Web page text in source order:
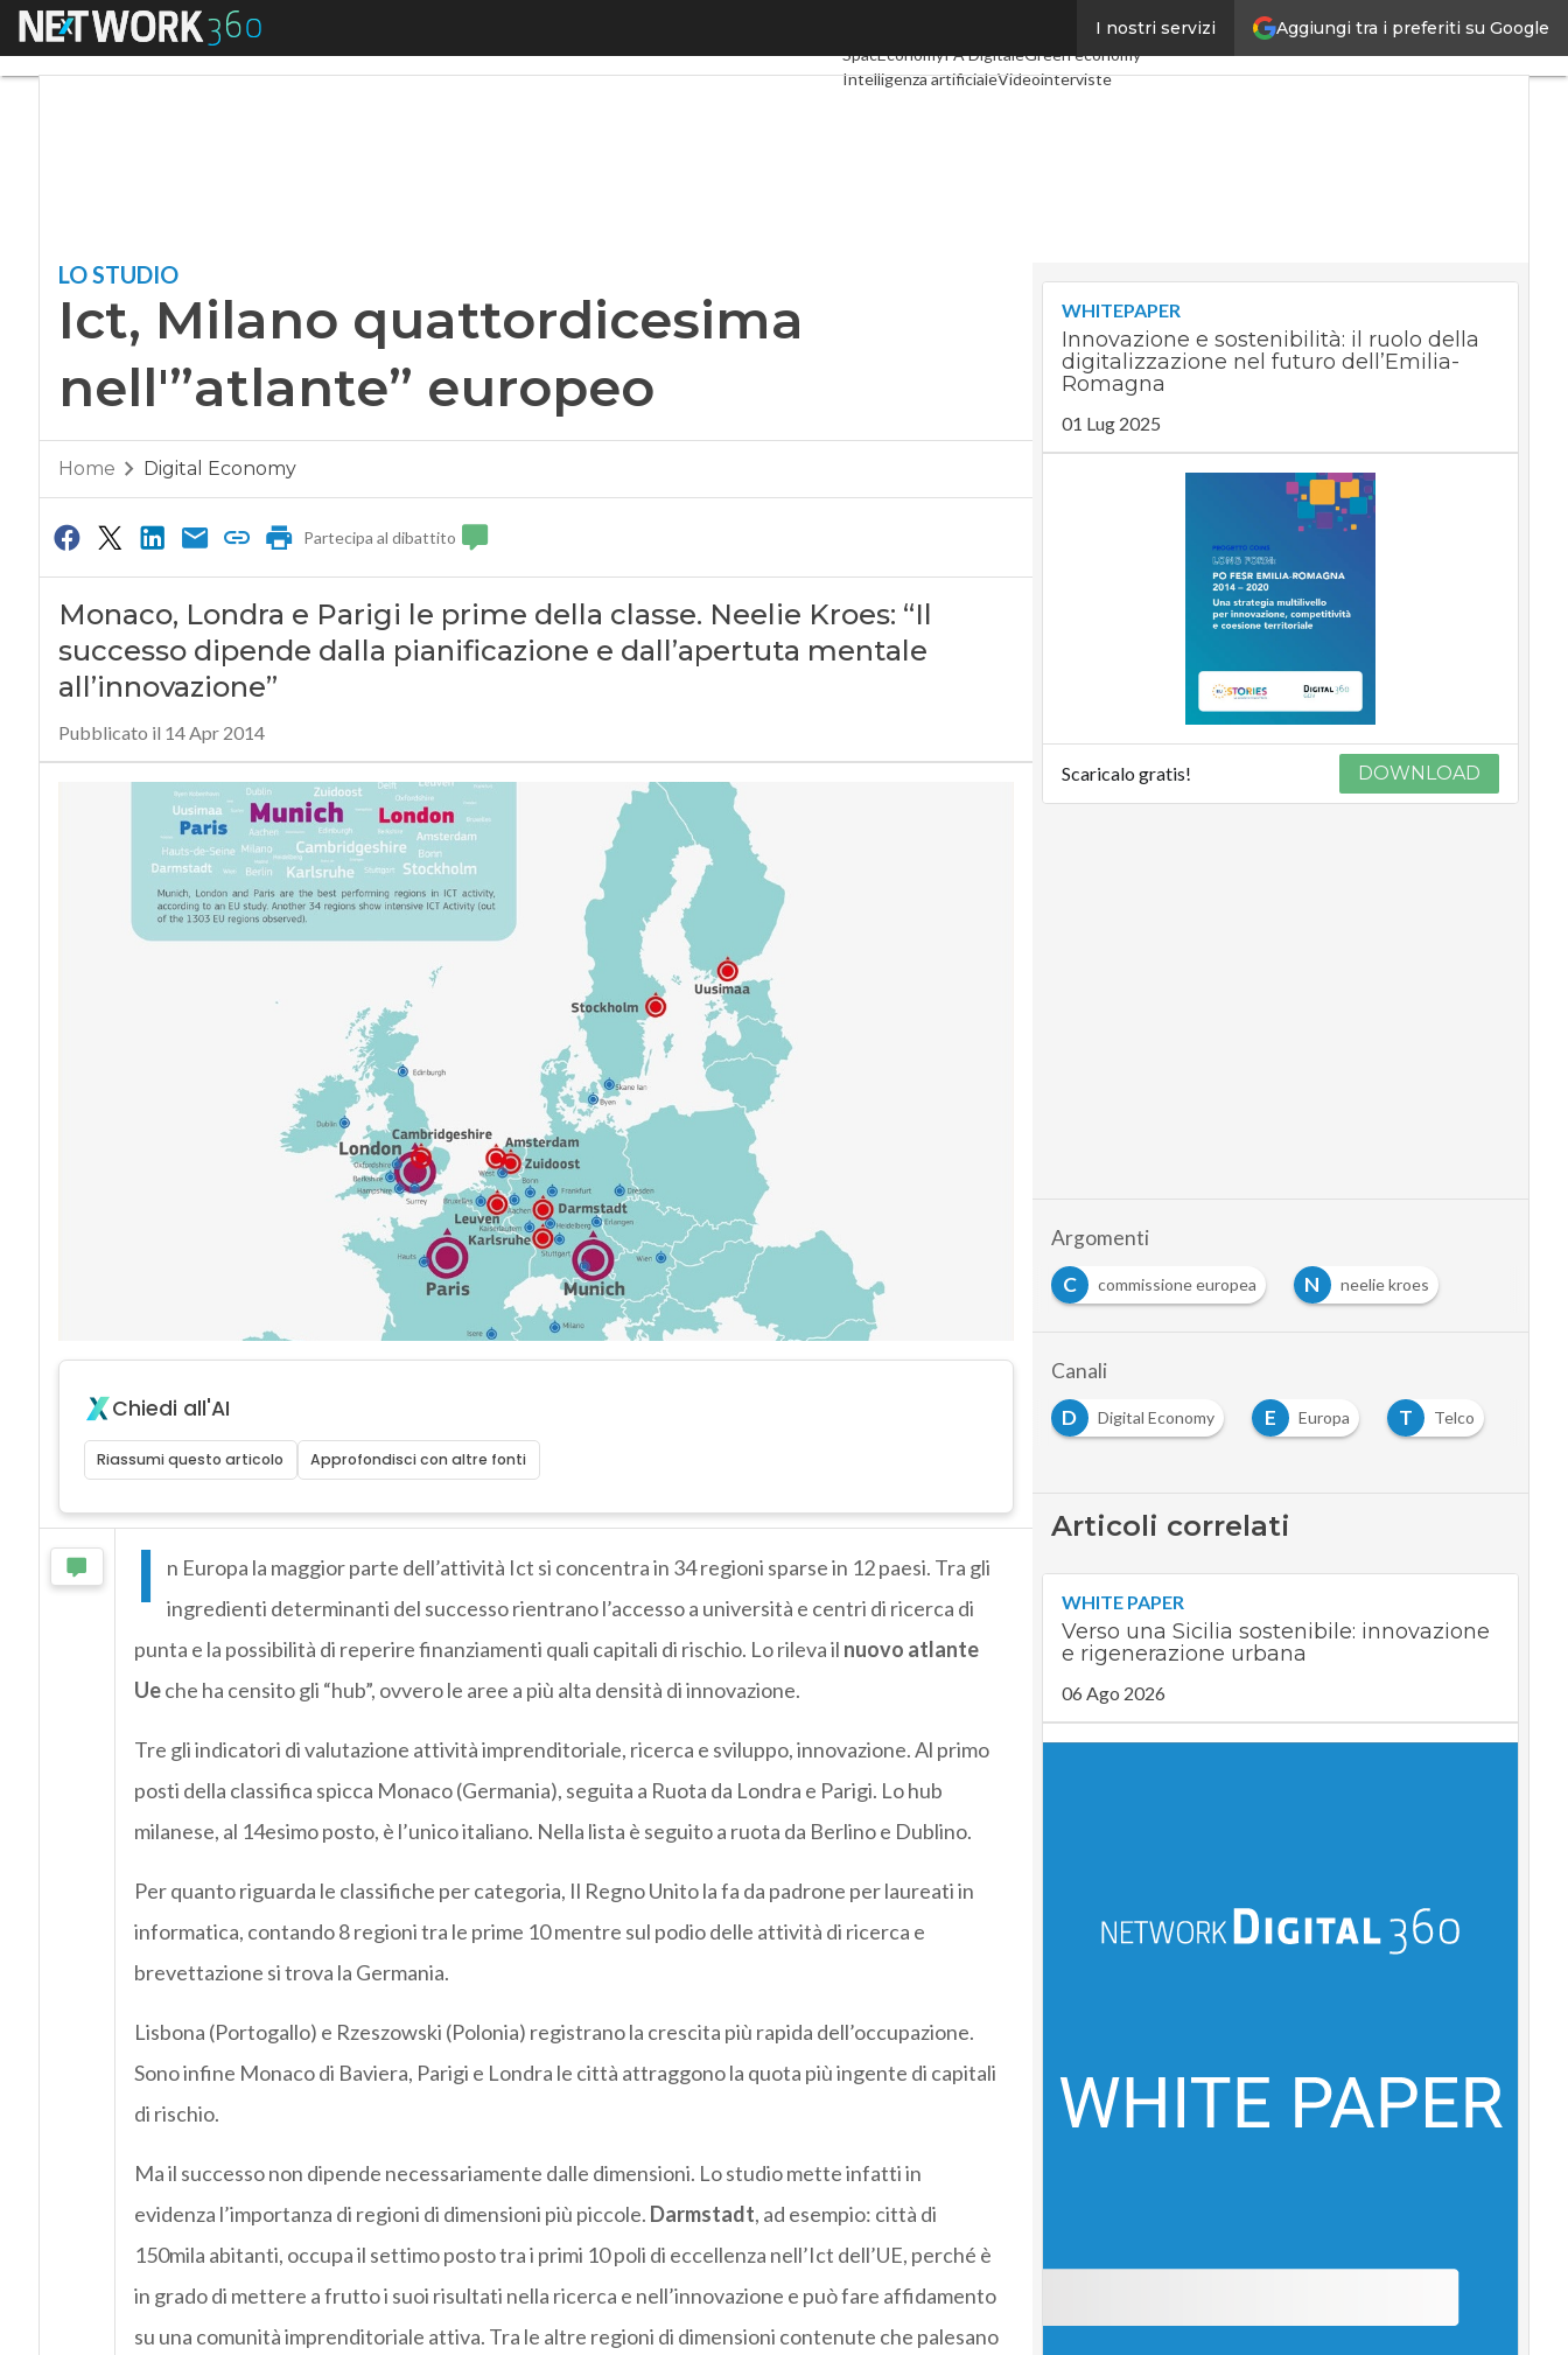
Aggiungi tra i preferiti su Google
I nostri servizi
Menu
Industria 4.0
SpacEconomyPA DigitaleGreen economy
Intelligenza artificialeVideointerviste
LO STUDIO
Ict, Milano quattordicesima
nell'”atlante” europeo
Home Digital Economy
Partecipa al dibattito
Monaco, Londra e Parigi le prime della classe. Neelie Kroes: “Il
successo dipende dalla pianificazione e dall’apertuta mentale
all’innovazione”
Pubblicato il 14 Apr 2014
Chiedi all'AI
Riassumi questo articolo Approfondisci con altre fonti
I
n Europa la maggior parte dell’attività Ict si concentra in 34 regioni sparse in 12 paesi. Tra gli
ingredienti determinanti del successo rientrano l’accesso a università e centri di ricerca di
punta e la possibilità di reperire finanziamenti quali capitali di rischio. Lo rileva il nuovo atlante
Ueche ha censito gli “hub”, ovvero le aree a più alta densità di innovazione.
Tre gli indicatori di valutazione attività imprenditoriale, ricerca e sviluppo, innovazione. Al primo
posti della classifica spicca Monaco (Germania), seguita a Ruota da Londra e Parigi. Lo hub
milanese, al 14esimo posto, è l’unico italiano. Nella lista è seguito a ruota da Berlino e Dublino.
Per quanto riguarda le classifiche per categoria, Il Regno Unito la fa da padrone per laureati in
informatica, contando 8 regioni tra le prime 10 mentre sul podio delle attività di ricerca e
brevettazione si trova la Germania.
Lisbona (Portogallo) e Rzeszowski (Polonia) registrano la crescita più rapida dell’occupazione.
Sono infine Monaco di Baviera, Parigi e Londra le città attraggono la quota più ingente di capitali
di rischio.
Ma il successo non dipende necessariamente dalle dimensioni. Lo studio mette infatti in
evidenza l’importanza di regioni di dimensioni più piccole. Darmstadt, ad esempio: città di
150mila abitanti, occupa il settimo posto tra i primi 10 poli di eccellenza nell’Ict dell’UE, perché è
in grado di mettere a frutto i suoi risultati nella ricerca e nell’innovazione e può fare affidamento
su una comunità imprenditoriale attiva. Tra le altre regioni di dimensioni contenute che palesano
WHITEPAPER
Innovazione e sostenibilità: il ruolo della
digitalizzazione nel futuro dell’Emilia-
Romagna
01 Lug 2025
Scaricalo gratis! DOWNLOAD
Argomenti
C
commissione europea N neelie kroes
Canali
D
Digital Economy E Europa T Telco
Articoli correlati
WHITE PAPER
Verso una Sicilia sostenibile: innovazione
e rigenerazione urbana
06 Ago 2026